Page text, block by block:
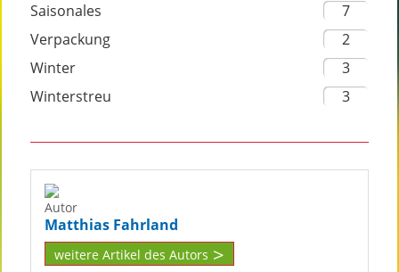
Saisonales
7
Verpackung
2
Winter
3
Winterstreu
3
Autor
Matthias Fahrland
weitere Artikel des Autors